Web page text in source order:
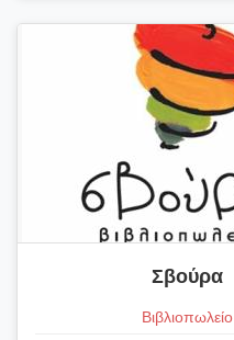
Σβούρα
Βιβλιοπωλείο